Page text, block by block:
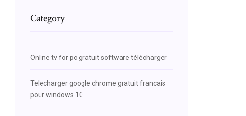
Category
Online tv for pc gratuit software télécharger
Telecharger google chrome gratuit francais
pour windows 10